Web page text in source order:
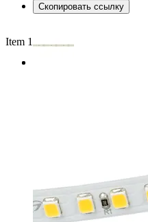
Скопировать ссылку
Item 1 of 2